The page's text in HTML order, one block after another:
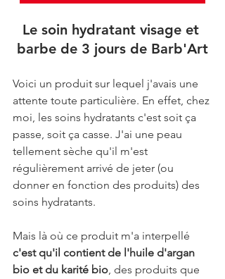
Le soin hydratant visage et
barbe de 3 jours de Barb'Art
Voici un produit sur lequel j'avais une
attente toute particulière. En effet, chez
moi, les soins hydratants c'est soit ça
passe, soit ça casse. J'ai une peau
tellement sèche qu'il m'est
régulièrement arrivé de jeter (ou
donner en fonction des produits) des
soins hydratants.
Mais là où ce produit m'a interpellé
c'est qu'il contient de l'huile d'argan
bio et du karité bio, des produits que